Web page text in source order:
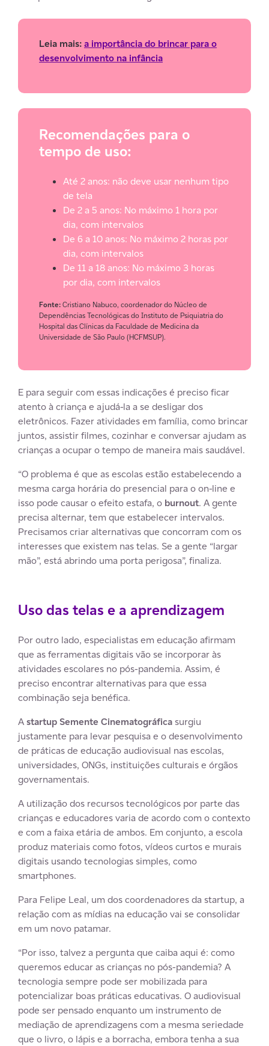
Leia mais:a importância do brincar para o
desenvolvimento na infância
Recomendações para o
tempo de uso:
Até 2 anos: não deve usar nenhum tipo
de tela
De 2 a 5 anos: No máximo 1 hora por
dia, com intervalos
De 6 a 10 anos: No máximo 2 horas por
dia, com intervalos
De 11 a 18 anos: No máximo 3 horas
por dia, com intervalos
Fonte: Cristiano Nabuco, coordenador do Núcleo de
Dependências Tecnológicas do Instituto de Psiquiatria do
Hospital das Clínicas da Faculdade de Medicina da
Universidade de São Paulo (HCFMSUP).
E para seguir com essas indicações é preciso ficar
atento à criança e ajudá-la a se desligar dos
eletrônicos. Fazer atividades em família, como brincar
juntos, assistir filmes, cozinhar e conversar ajudam as
crianças a ocupar o tempo de maneira mais saudável.
“O problema é que as escolas estão estabelecendo a
mesma carga horária do presencial para o on-line e
isso pode causar o efeito estafa, o burnout. A gente
precisa alternar, tem que estabelecer intervalos.
Precisamos criar alternativas que concorram com os
interesses que existem nas telas. Se a gente “largar
mão”, está abrindo uma porta perigosa”, finaliza.
Uso das telas e a aprendizagem
Por outro lado, especialistas em educação afirmam
que as ferramentas digitais vão se incorporar às
atividades escolares no pós-pandemia. Assim, é
preciso encontrar alternativas para que essa
combinação seja benéfica.
Astartup Semente Cinematográfica surgiu
justamente para levar pesquisa e o desenvolvimento
de práticas de educação audiovisual nas escolas,
universidades, ONGs, instituições culturais e órgãos
governamentais.
A utilização dos recursos tecnológicos por parte das
crianças e educadores varia de acordo com o contexto
e com a faixa etária de ambos. Em conjunto, a escola
produz materiais como fotos, vídeos curtos e murais
digitais usando tecnologias simples, como
smartphones.
Para Felipe Leal, um dos coordenadores da startup, a
relação com as mídias na educação vai se consolidar
em um novo patamar.
“Por isso, talvez a pergunta que caiba aqui é: como
queremos educar as crianças no pós-pandemia? A
tecnologia sempre pode ser mobilizada para
potencializar boas práticas educativas. O audiovisual
pode ser pensado enquanto um instrumento de
mediação de aprendizagens com a mesma seriedade
que o livro, o lápis e a borracha, embora tenha a sua